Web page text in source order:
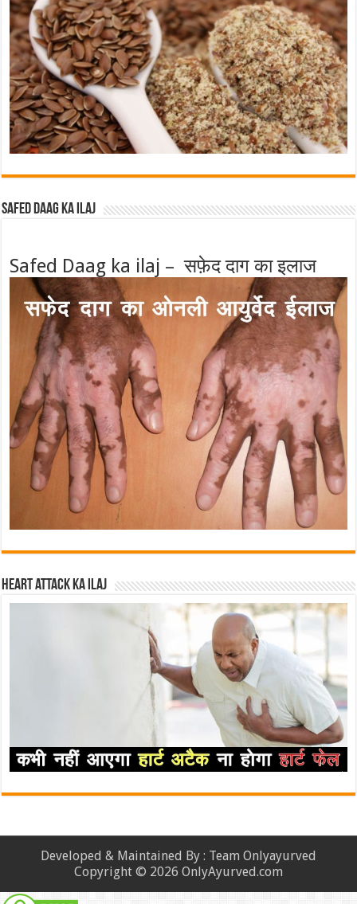
Safed Daag ka ilaj
Safed Daag ka ilaj – सफ़ेद दाग का इलाज
Heart attack ka ilaj
Developed & Maintained By : Team Onlyayurved
Copyright © 2026 OnlyAyurved.com